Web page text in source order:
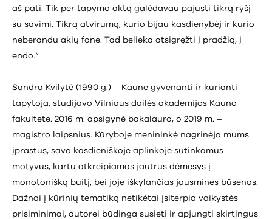
aš pati. Tik per tapymo aktą galėdavau pajusti tikrą ryšį
su savimi. Tikrą atvirumą, kurio bijau kasdienybėj ir kurio
neberandu akių fone. Tad belieka atsigręžti į pradžią, į
endo.“
Sandra Kvilytė (1990 g.) – Kaune gyvenanti ir kurianti
tapytoja, studijavo Vilniaus dailės akademijos Kauno
fakultete. 2016 m. apsigynė bakalauro, o 2019 m. –
magistro laipsnius. Kūryboje menininkė nagrinėja mums
įprastus, savo kasdieniškoje aplinkoje sutinkamus
motyvus, kartu atkreipiamas jautrus dėmesys į
monotonišką buitį, bei joje iškylančias jausmines būsenas.
Dažnai į kūrinių tematiką netikėtai įsiterpia vaikystės
prisiminimai, autorei būdinga susieti ir apjungti skirtingus